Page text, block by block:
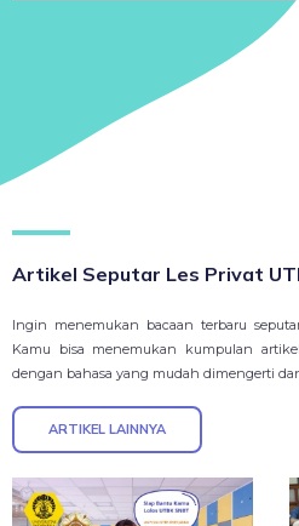
Artikel Seputar Les Privat
Ingin menemukan bacaan terbaru
Kamu bisa menemukan kumpulan
dengan bahasa yang mudah dimengerti
ARTIKEL LAINNYA